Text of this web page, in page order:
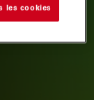
les cookies